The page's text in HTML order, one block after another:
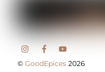
©GoodEpices 2026